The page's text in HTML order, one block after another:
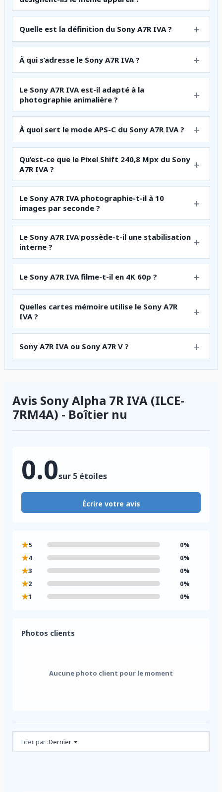
Quelle est la définition du Sony A7R IVA ?
À qui s’adresse le Sony A7R IVA ?
Le Sony A7R IVA est-il adapté à la
photographie animalière ?
À quoi sert le mode APS-C du Sony A7R IVA ?
Qu’est-ce que le Pixel Shift 240,8 Mpx du Sony
A7R IVA ?
Le Sony A7R IVA photographie-t-il à 10
images par seconde ?
Le Sony A7R IVA possède-t-il une stabilisation
interne ?
Le Sony A7R IVA filme-t-il en 4K 60p ?
Quelles cartes mémoire utilise le Sony A7R
IVA ?
Sony A7R IVA ou Sony A7R V ?
Avis Sony Alpha 7R IVA (ILCE-
7RM4A) - Boîtier nu
0.0sur 5 étoiles
Écrire votre avis
★5 0%
★4 0%
★3 0%
★2 0%
★1 0%
Photos clients
Aucune photo client pour le moment
Avis (0)
Trier par :Dernier